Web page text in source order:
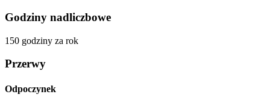
Godziny nadliczbowe
150 godziny za rok
Przerwy
Odpoczynek